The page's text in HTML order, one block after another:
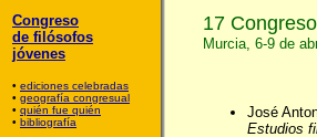
Congreso
de filósofos
jóvenes
• ediciones celebradas
• geografía congresual
• quién fue quién
• bibliografía
17
Murcia, 6-9 de
José
Estudios